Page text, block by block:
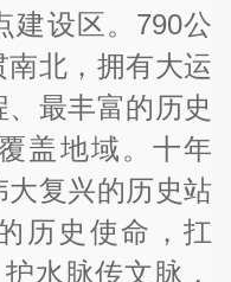
建设区。790公
北，拥有大运
最丰富的历史
盖地域。十年
复兴的历史站
历史使命，扛
水脉传文脉，